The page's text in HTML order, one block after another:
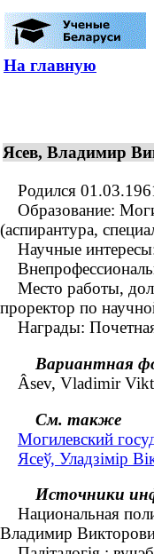
На главную
Ясев, Владимир
Родился
Образование:
(аспирантура,
Научные интересы:
Место работы,
проректор по
Награды: Почетная
Вариантная
Âsev, Vladimir
См. также
Могилевский
Ясеў, Уладзімір
Источники
Национальная
Владимир